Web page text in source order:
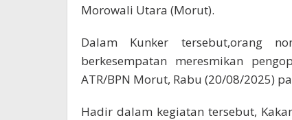
Morowali Utara (Morut).
Dalam Kunker tersebut,orang
berkesempatan meresmikan
ATR/BPN Morut, Rabu (20/08/2025)
Hadir dalam kegiatan tersebut,